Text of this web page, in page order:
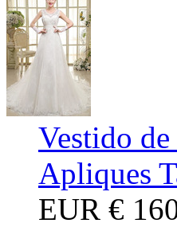
Vestido
Apliques
EUR €